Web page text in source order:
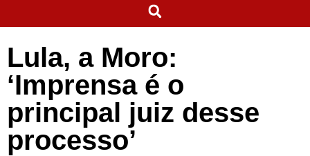
Lula, a Moro:
‘Imprensa é o
principal juiz desse
processo’